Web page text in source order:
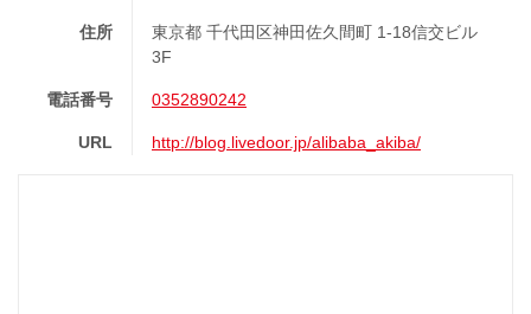
住所
東京都 千代田区神田佐久間町 1-18信交ビル
3F
電話番号 0352890242
URL http://blog.livedoor.jp/alibaba_akiba/